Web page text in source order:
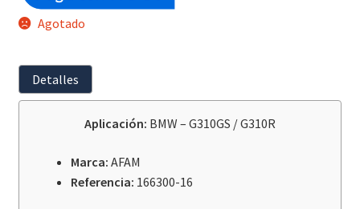
Agotado
Detalles
Aplicación: BMW – G310GS / G310R
Marca: AFAM
Referencia: 166300-16